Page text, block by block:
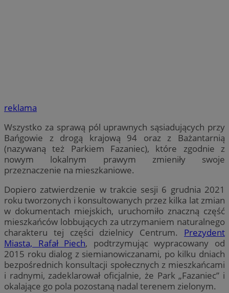
reklama
Wszystko za sprawą pól uprawnych sąsiadujących przy
Bańgowie z drogą krajową 94 oraz z Bażantarnią
(nazywaną też Parkiem Fazaniec), które zgodnie z
nowym lokalnym prawym zmieniły swoje
przeznaczenie na mieszkaniowe.
Dopiero zatwierdzenie w trakcie sesji 6 grudnia 2021
roku tworzonych i konsultowanych przez kilka lat zmian
w dokumentach miejskich, uruchomiło znaczną część
mieszkańców lobbujących za utrzymaniem naturalnego
charakteru tej części dzielnicy Centrum. Prezydent
Miasta, Rafał Piech, podtrzymując wypracowany od
2015 roku dialog z siemianowiczanami, po kilku dniach
bezpośrednich konsultacji społecznych z mieszkańcami
i radnymi, zadeklarował oficjalnie, że Park „Fazaniec” i
okalające go pola pozostaną nadal terenem zielonym.